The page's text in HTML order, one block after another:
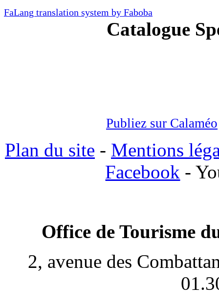
FaLang translation system by Faboba
Catalogue
Publiez sur Calaméo
Plan du site - Mentions
Facebook -
Office de Tourisme
2, avenue des